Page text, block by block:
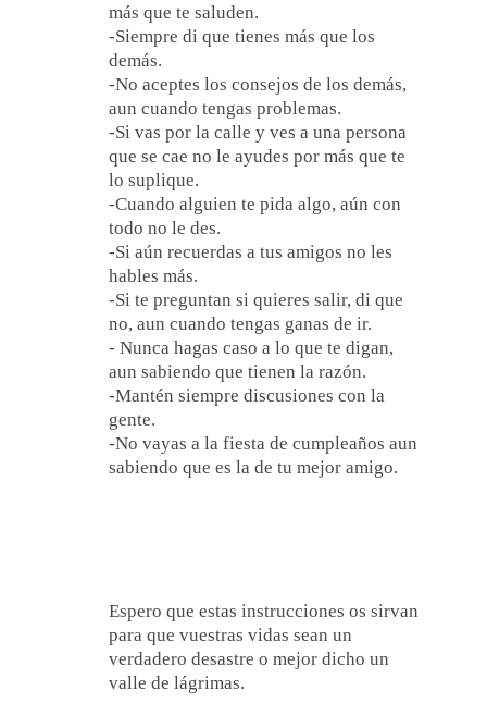
más que te saluden.
-Siempre di que tienes más que los
demás.
-No aceptes los consejos de los demás,
aun cuando tengas problemas.
-Si vas por la calle y ves a una persona
que se cae no le ayudes por más que te
lo suplique.
-Cuando alguien te pida algo, aún con
todo no le des.
-Si aún recuerdas a tus amigos no les
hables más.
-Si te preguntan si quieres salir, di que
no, aun cuando tengas ganas de ir.
- Nunca hagas caso a lo que te digan,
aun sabiendo que tienen la razón.
-Mantén siempre discusiones con la
gente.
-No vayas a la fiesta de cumpleaños aun
sabiendo que es la de tu mejor amigo.
Espero que estas instrucciones os sirvan
para que vuestras vidas sean un
verdadero desastre o mejor dicho un
valle de lágrimas.